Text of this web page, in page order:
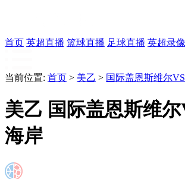
首页 英超直播 篮球直播 足球直播 英超录像
当前位置: 首页 > 美乙 > 国际盖恩斯维尔
美乙 国际盖恩斯维
海岸